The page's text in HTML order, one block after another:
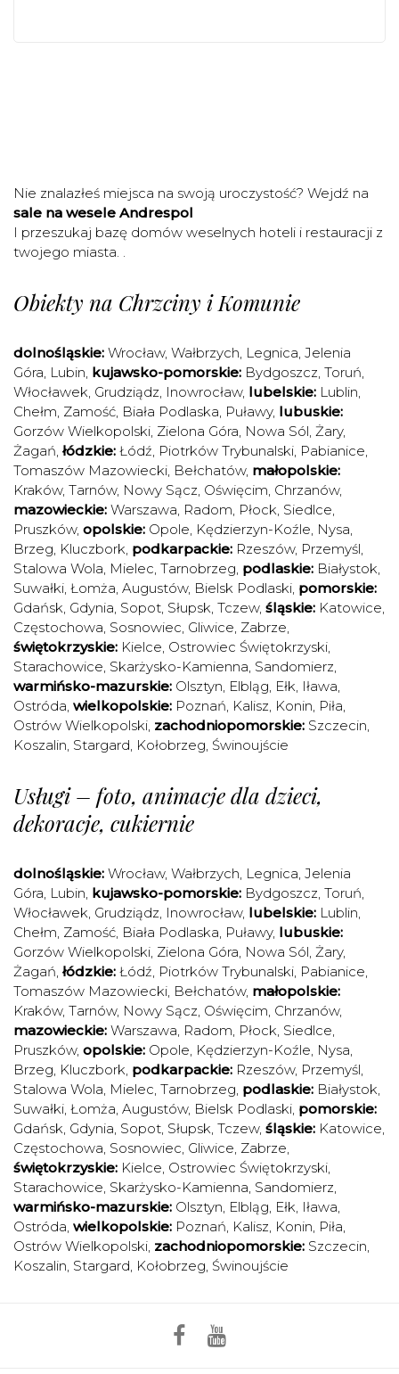
Nie znalazłeś miejsca na swoją uroczystość? Wejdź na
sale na wesele Andrespol
I przeszukaj bazę domów weselnych hoteli i restauracji z
twojego miasta. .
Obiekty na Chrzciny i Komunie
dolnośląskie: Wrocław, Wałbrzych, Legnica, Jelenia
Góra, Lubin, kujawsko-pomorskie: Bydgoszcz, Toruń,
Włocławek, Grudziądz, Inowrocław, lubelskie: Lublin,
Chełm, Zamość, Biała Podlaska, Puławy, lubuskie:
Gorzów Wielkopolski, Zielona Góra, Nowa Sól, Żary,
Żagań, łódzkie: Łódź, Piotrków Trybunalski, Pabianice,
Tomaszów Mazowiecki, Bełchatów, małopolskie:
Kraków, Tarnów, Nowy Sącz, Oświęcim, Chrzanów,
mazowieckie: Warszawa, Radom, Płock, Siedlce,
Pruszków, opolskie: Opole, Kędzierzyn-Koźle, Nysa,
Brzeg, Kluczbork, podkarpackie: Rzeszów, Przemyśl,
Stalowa Wola, Mielec, Tarnobrzeg, podlaskie: Białystok,
Suwałki, Łomża, Augustów, Bielsk Podlaski, pomorskie:
Gdańsk, Gdynia, Sopot, Słupsk, Tczew, śląskie: Katowice,
Częstochowa, Sosnowiec, Gliwice, Zabrze,
świętokrzyskie: Kielce, Ostrowiec Świętokrzyski,
Starachowice, Skarżysko-Kamienna, Sandomierz,
warmińsko-mazurskie: Olsztyn, Elbląg, Ełk, Iława,
Ostróda, wielkopolskie: Poznań, Kalisz, Konin, Piła,
Ostrów Wielkopolski, zachodniopomorskie: Szczecin,
Koszalin, Stargard, Kołobrzeg, Świnoujście
Usługi – foto, animacje dla dzieci,
dekoracje, cukiernie
dolnośląskie: Wrocław, Wałbrzych, Legnica, Jelenia
Góra, Lubin, kujawsko-pomorskie: Bydgoszcz, Toruń,
Włocławek, Grudziądz, Inowrocław, lubelskie: Lublin,
Chełm, Zamość, Biała Podlaska, Puławy, lubuskie:
Gorzów Wielkopolski, Zielona Góra, Nowa Sól, Żary,
Żagań, łódzkie: Łódź, Piotrków Trybunalski, Pabianice,
Tomaszów Mazowiecki, Bełchatów, małopolskie:
Kraków, Tarnów, Nowy Sącz, Oświęcim, Chrzanów,
mazowieckie: Warszawa, Radom, Płock, Siedlce,
Pruszków, opolskie: Opole, Kędzierzyn-Koźle, Nysa,
Brzeg, Kluczbork, podkarpackie: Rzeszów, Przemyśl,
Stalowa Wola, Mielec, Tarnobrzeg, podlaskie: Białystok,
Suwałki, Łomża, Augustów, Bielsk Podlaski, pomorskie:
Gdańsk, Gdynia, Sopot, Słupsk, Tczew, śląskie: Katowice,
Częstochowa, Sosnowiec, Gliwice, Zabrze,
świętokrzyskie: Kielce, Ostrowiec Świętokrzyski,
Starachowice, Skarżysko-Kamienna, Sandomierz,
warmińsko-mazurskie: Olsztyn, Elbląg, Ełk, Iława,
Ostróda, wielkopolskie: Poznań, Kalisz, Konin, Piła,
Ostrów Wielkopolski, zachodniopomorskie: Szczecin,
Koszalin, Stargard, Kołobrzeg, Świnoujście